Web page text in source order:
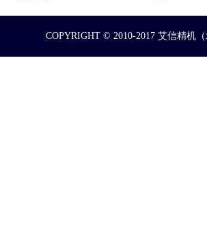
COPYRIGHT © 2010-2017 艾信精机